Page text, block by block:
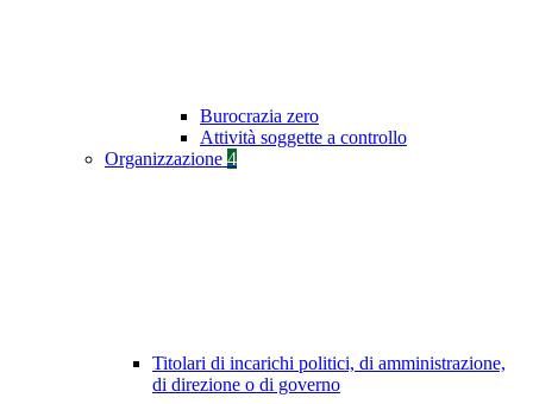
Burocrazia zero
Attività soggette a controllo
Organizzazione 4
Titolari di incarichi politici, di amministrazione,
di direzione o di governo